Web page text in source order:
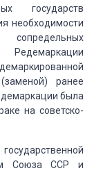
государств
необходимости
Редемаркации
ранее
была
на советско-
Союза ССР и